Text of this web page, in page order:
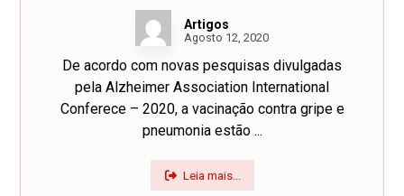
Artigos
Agosto 12, 2020
De acordo com novas pesquisas divulgadas
pela Alzheimer Association International
Conferece – 2020, a vacinação contra gripe e
pneumonia estão ...
Leia mais...